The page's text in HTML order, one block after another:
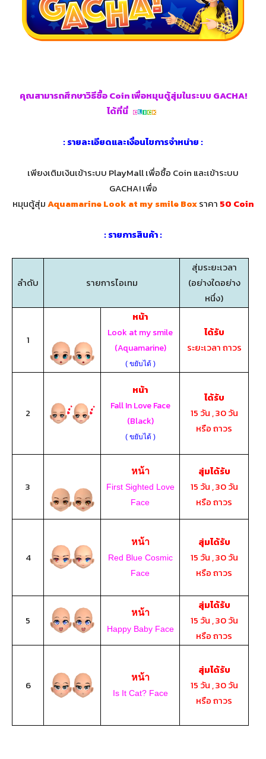
คุณสามารถศึกษาวิธีซื้อ Coin เพื่อหมุนตู้สุ่มในระบบ GACHA!
ได้ที่นี่
: รายละเอียดและเงื่อนไขการจำหน่าย :
เพียงเติมเงินเข้าระบบ PlayMall เพื่อซื้อ Coin และเข้าระบบ
GACHA! เพื่อ
หมุนตู้สุ่มAquamarine Look at my smile Boxราคา 50 Coin
: รายการสินค้า :
ลำดับ รายการไอเทม
สุ่มระยะเวลา
(อย่างใดอย่าง
หนึ่ง)
1
หน้า
Look at my smile
(Aquamarine)
( ขยับได้ )
ได้รับ
ระยะเวลา ถาวร
2
หน้า
Fall In Love Face
(Black)
( ขยับได้ )
ได้รับ
15 วัน , 30 วัน
หรือ ถาวร
3
หน้า
First Sighted Love
Face
สุ่มได้รับ
15 วัน , 30 วัน
หรือ ถาวร
4
หน้า
Red Blue Cosmic
Face
สุ่มได้รับ
15 วัน , 30 วัน
หรือ ถาวร
5
หน้า
Happy Baby Face
สุ่มได้รับ
15 วัน , 30 วัน
หรือ ถาวร
6
หน้า
Is It Cat? Face
สุ่มได้รับ
15 วัน , 30 วัน
หรือ ถาวร